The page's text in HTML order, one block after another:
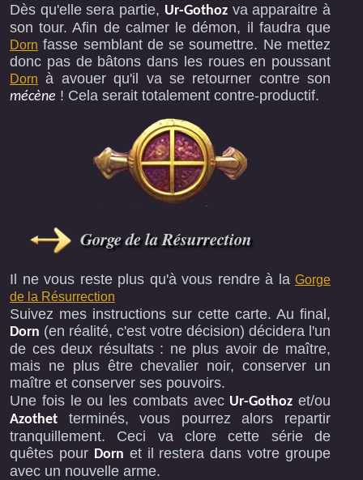
Dès qu'elle sera partie, Ur-Gothozva apparaitre à
son tour. Afin de calmer le démon, il faudra que
Dorn fasse semblant de se soumettre. Ne mettez
donc pas de bâtons dans les roues en poussant
Dorn à avouer qu'il va se retourner contre son
mécène ! Cela serait totalement contre-productif.
Gorge de la Résurrection
Il ne vous reste plus qu'à vous rendre à la Gorge
de la Résurrection
Suivez mes instructions sur cette carte. Au final,
Dorn (en réalité, c'est votre décision) décidera l'un
de ces deux résultats : ne plus avoir de maître,
mais ne plus être chevalier noir, conserver un
maître et conserver ses pouvoirs.
Une fois le ou les combats avec Ur-Gothoz et/ou
Azothet terminés, vous pourrez alors repartir
tranquillement. Ceci va clore cette série de
quêtes pour Dorn et il restera dans votre groupe
avec un nouvelle arme.